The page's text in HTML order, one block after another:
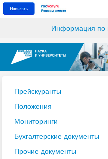
Информация по
Прейскуранты
Положения
Мониторинги
Бухгалтерские документы
Прочие документы